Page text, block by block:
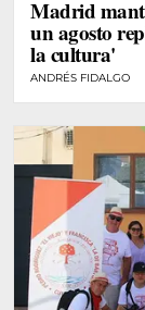
Madrid
un agosto
la cultura'
ANDRÉS FIDALGO